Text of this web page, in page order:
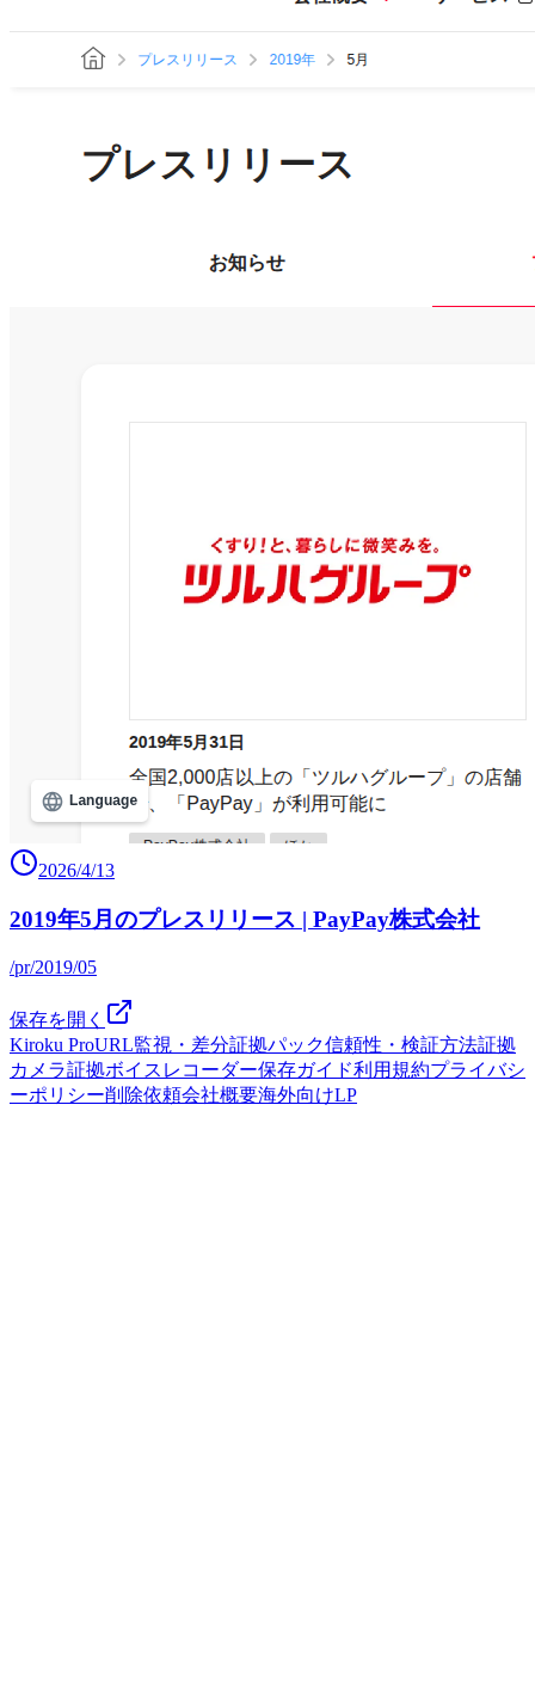
2026/4/13
2019年5月のプレスリリース | PayPay株式会社
/pr/2019/05
保存を開く
Kiroku ProURL監視・差分証拠パック信頼性・検証方法証拠
カメラ証拠ボイスレコーダー保存ガイド利用規約プライバシ
ーポリシー削除依頼会社概要海外向けLP